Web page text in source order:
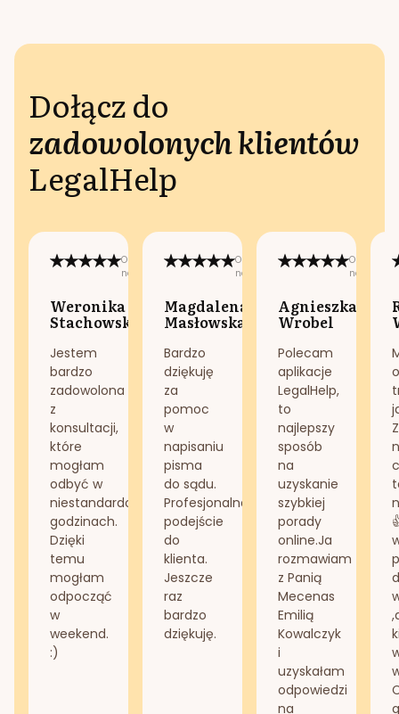
Dołącz do
zadowolonych klientów
LegalHelp
Opublikowano
na:
Weronika
Stachowska
Jestem
bardzo
zadowolona
z
konsultacji,
które
mogłam
odbyć w
niestandardowych
godzinach.
Dzięki
temu
mogłam
odpocząć
w
weekend.
:)
Opublikowano
na:
Magdalena
Masłowska
Bardzo
dziękuję
za
pomoc
w
napisaniu
pisma
do sądu.
Profesjonalne
podejście
do
klienta.
Jeszcze
raz
bardzo
dziękuję.
na:
Agnieszka
Wrobel
Polecam
aplikacje
LegalHelp,
to
najlepszy
sposób
na
uzyskanie
szybkiej
porady
online.Ja
rozmawiam
z Panią
Mecenas
Emilią
Kowalczyk
i
uzyskałam
odpowiedzi
na